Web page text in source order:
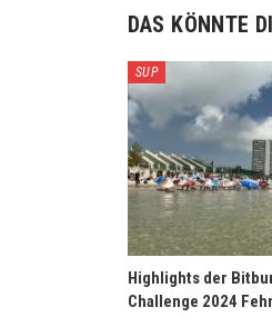
DAS KÖNNTE
SUP
Highlights der
Challenge 2024